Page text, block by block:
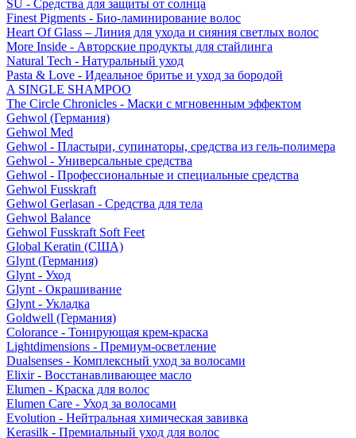
SU - Средства для защиты от солнца
Finest Pigments - Био-ламинирование волос
Heart Of Glass – Линия для ухода и сияния светлых волос
More Inside - Авторские продукты для стайлинга
Natural Tech - Натуральный уход
Pasta & Love - Идеальное бритье и уход за бородой
A SINGLE SHAMPOO
The Circle Chronicles - Маски с мгновенным эффектом
Gehwol (Германия)
Gehwol Med
Gehwol - Пластыри, супинаторы, средства из гель-полимера
Gehwol - Универсальные средства
Gehwol - Профессиональные и специальные средства
Gehwol Fusskraft
Gehwol Gerlasan - Средства для тела
Gehwol Balance
Gehwol Fusskraft Soft Feet
Global Keratin (США)
Glynt (Германия)
Glynt - Уход
Glynt - Окрашивание
Glynt - Укладка
Goldwell (Германия)
Colorance - Тонирующая крем-краска
Lightdimensions - Премиум-осветление
Dualsenses - Комплексный уход за волосами
Elixir - Восстанавливающее масло
Elumen - Краска для волос
Elumen Care - Уход за волосами
Evolution - Нейтральная химическая завивка
Kerasilk - Премиальный уход для волос